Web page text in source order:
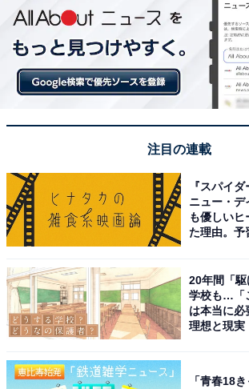
と食べられる満足度の高い一杯として支
地元では「中華そば」の愛称で親しまれ
をこの慣れ親しんだ力強い味でスタート
願いが、堂々の首位に繋がりました。
なるため」（30代男性／千葉県）、「
りしてる時に和歌山ラーメンのカップ
いです」（20代女性／大阪府）といっ
た。
※回答者からのコメントは原文ママです
注目の連載
『スパイ
ニュー・デ
も優しいヒ
た理由。予
20年間「
学校も…「
は本当に必
理想と現実
「青春18